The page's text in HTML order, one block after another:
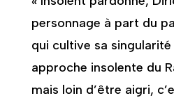
personnage à part du
qui cultive sa singularité
approche insolente du
mais loin d’être aigri,